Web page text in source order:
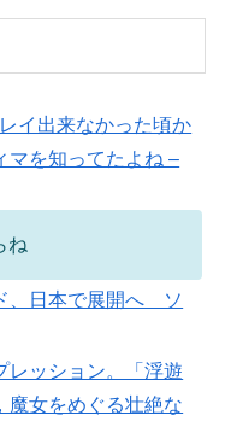
イ出来なかった頃か
マを知ってたよね –
ね
、日本で展開へ ソ
レッション。「浮遊
魔女をめぐる壮絶な